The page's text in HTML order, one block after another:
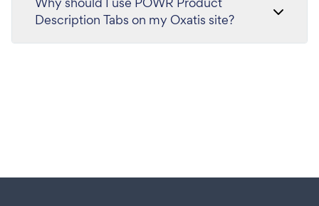
Description Tabs on my Oxatis site?